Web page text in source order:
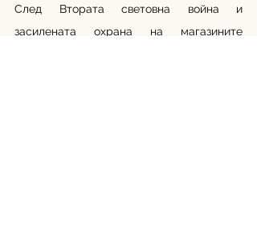
След Втората световна война и
засилената охрана на магазините